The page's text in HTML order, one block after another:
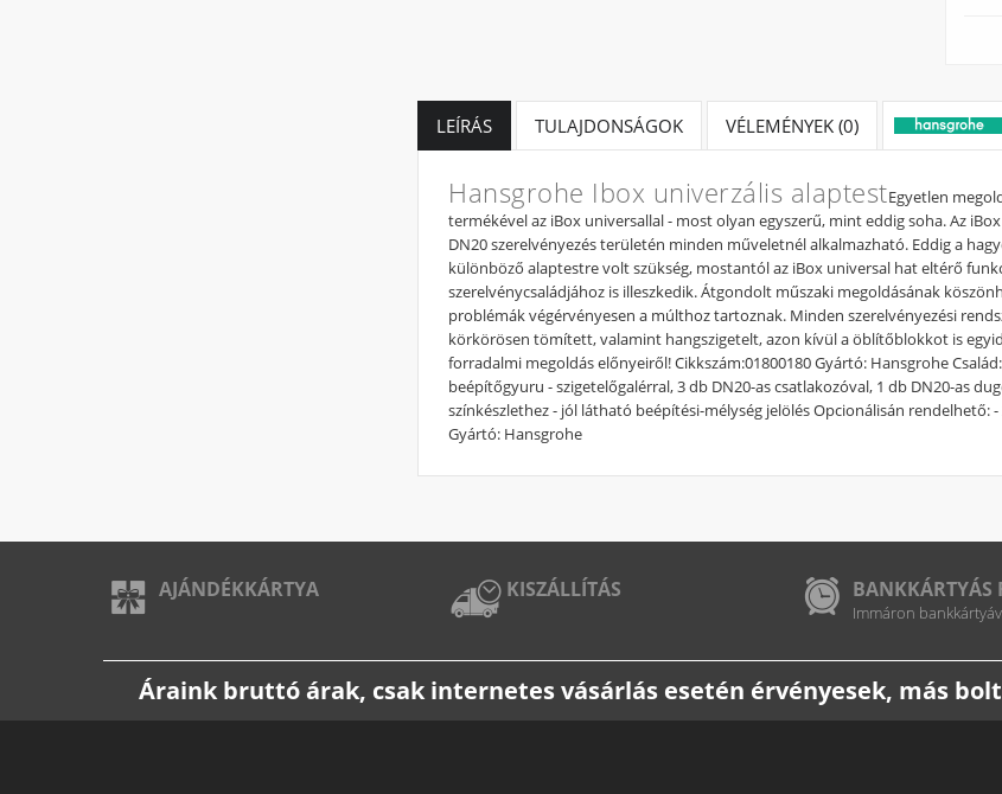
LEÍRÁS TULAJDONSÁGOK VÉLEMÉNYEK (0)
Hansgrohe Ibox univerzális alaptestEgyetlen
termékével az iBox universallal - most olyan egyszerű, mint eddig soha. Az
DN20 szerelvényezés területén minden műveletnél alkalmazható. Eddig a
különböző alaptestre volt szükség, mostantól az iBox universal hat eltérő
szerelvénycsaládjához is illeszkedik. Átgondolt műszaki megoldásának
problémák végérvényesen a múlthoz tartoznak. Minden szerelvényezési
körkörösen tömített, valamint hangszigetelt, azon kívül a öblítőblokkot is
forradalmi megoldás előnyeiről! Cikkszám:01800180 Gyártó: Hansgrohe
beépítőgyuru - szigetelőgalérral, 3 db DN20-as csatlakozóval, 1 db DN20-as
színkészlethez - jól látható beépítési-mélység jelölés Opcionálisán rendelhető:
Gyártó: Hansgrohe
AJÁNDÉKKÁRTYA KISZÁLLÍTÁS BANKKÁRTYÁS
Immáron
Áraink bruttó árak, csak internetes vásárlás esetén érvényesek, más